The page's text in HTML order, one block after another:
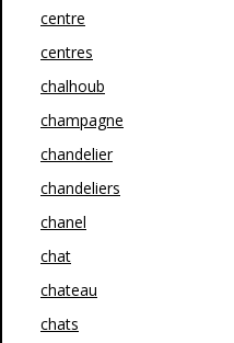
centre
centres
chalhoub
champagne
chandelier
chandeliers
chanel
chat
chateau
chats